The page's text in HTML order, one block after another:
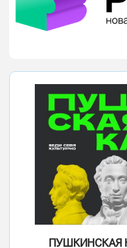
ПУШКИНСКАЯ